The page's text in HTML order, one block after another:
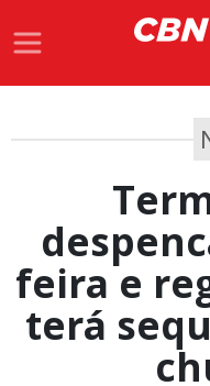
feira e
terá